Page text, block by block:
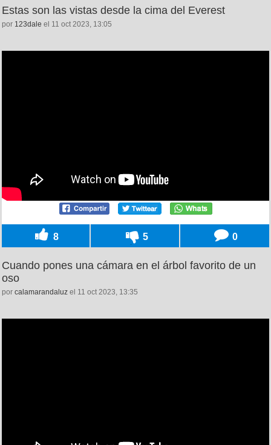
Estas son las vistas desde la cima del Everest
por 123dale el 11 oct 2023, 13:05
8 5 0
Cuando pones una cámara en el árbol favorito de un
oso
por calamarandaluz el 11 oct 2023, 13:35